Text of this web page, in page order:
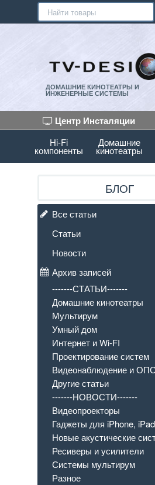
ДОМАШНИЕ КИНОТЕАТРЫ И
ИНЖЕНЕРНЫЕ СИСТЕМЫ
Центр Инсталяции
Hi-Fi
компоненты
Домашние
кинотеатры
БЛОГ
Все статьи
Статьи
Новости
Архив записей
-------СТАТЬИ-------
Домашние кинотеатры
Мультирум
Умный дом
Интернет и Wi-FI
Проектирование систем
Видеонаблюдение и ОПС
Другие статьи
-------НОВОСТИ-------
Видеопроекторы
Гаджеты для iPhone, iPad
Новые акустические
Ресиверы и усилители
Системы мультирум
Разное